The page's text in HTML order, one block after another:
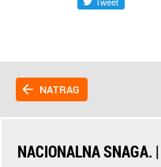
NATRAG
NACIONALNA SNAGA.